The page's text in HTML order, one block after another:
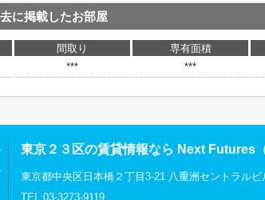
に掲載したお部屋
間取り 専有面積
*** ***
東京２３区の賃貸情報なら Next Futures
東京都中央区日本橋２丁目3-21 八重洲セントラルビ
TEL:03-3273-9119